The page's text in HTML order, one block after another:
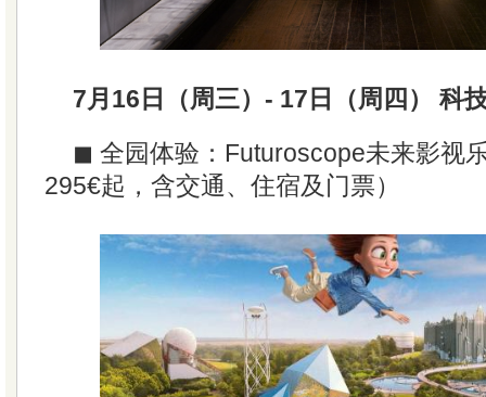
7月16日（周三）- 17日（周四） 科
◼ 全园体验：Futuroscope未来影视
295€起，含交通、住宿及门票）